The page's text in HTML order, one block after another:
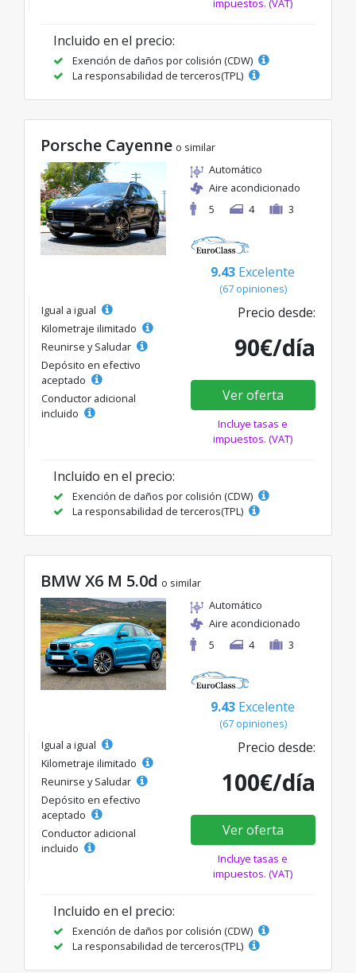
impuestos. (VAT)
Incluido en el precio:
Exención de daños por colisión (CDW)
La responsabilidad de terceros(TPL)
Porsche Cayenne o similar
Automático
Aire acondicionado
5
4 3
9.43 Excelente
(67 opiniones)
Igual a igual
Kilometraje ilimitado
Reunirse y Saludar
Depósito en efectivo
aceptado
Conductor adicional
incluido
Precio desde:
90€/día
Ver oferta
Incluye tasas e
impuestos. (VAT)
Incluido en el precio:
Exención de daños por colisión (CDW)
La responsabilidad de terceros(TPL)
BMW X6 M 5.0d o similar
Automático
Aire acondicionado
5
4 3
9.43 Excelente
(67 opiniones)
Igual a igual
Kilometraje ilimitado
Reunirse y Saludar
Depósito en efectivo
aceptado
Conductor adicional
incluido
Precio desde:
100€/día
Ver oferta
Incluye tasas e
impuestos. (VAT)
Incluido en el precio:
Exención de daños por colisión (CDW)
La responsabilidad de terceros(TPL)